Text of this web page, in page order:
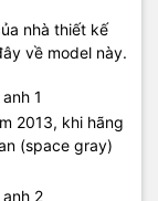
nhà thiết kế
về model này.
2013, khi hãng
(space gray)